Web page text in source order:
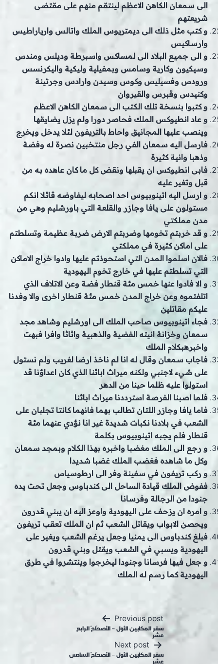
الى سمعان الكاهن الاعظم لينتقم منهم على مقتضى
شريعتهم
و كتب مثل ذلك الى ديمتريوس الملك واتالس وارياراطيس
وارساكيس
و الى جميع البلاد الى لمساكس واسبرطة وديلس ومندس
وسيكيون وكارية وسامس وبمفيلية وليكية واليكرنسس
ورودس وفسيليس وكوس وسيدن وارادس وجرتينة
وكنيدس وقبرس والقيروان
و كتبوا بنسخة تلك الكتب الى سمعان الكاهن الاعظم
و عاد انطيوكس الملك فحاصر دورا ولم يزل يضايقها
وينصب عليها المجانيق واحاط بالتريفون لئلا يدخل ويخرج
فارسل اليه سمعان الفي رجل منتخبين نصرة له وفضة
وذهبا وانية كثيرة
فابى انطيوكس ان يقبلها ونقض كل ما كان عاهده به من
قبل وتغير عليه
و ارسل اليه اتينوبيوس احد اصحابه ليفاوضه قائلا انكم
مستولون على يافا وجازر والقلعة التي باورشليم وهي من
مدن مملكتي
و قد خربتم تخومها وضربتم الارض ضربة عظيمة وتسلطتم
على اماكن كثيرة في مملكتي
فالان اسلموا المدن التي استحوذتم عليها وادوا خراج الاماكن
التي تسلطتم عليها في خارج تخوم اليهودية
و الا فادوا عنها خمس مئة قنطار فضة وعن الاتلاف الذي
اتلفتموه وعن خراج المدن خمس مئة قنطار اخرى والا وفدنا
عليكم مقاتلين
فجاء اتينوبيوس صاحب الملك الى اورشليم وشاهد مجد
سمعان وخزانة انيته الفضية والذهبية واثاثا وافرا فبهت
واخبرهبكلام الملك
فاجاب سمعان وقال له انا لم ناخذ ارضا لغريب ولم نستول
على شيء لاجنبي ولكنه ميراث ابائنا الذي كان اعداؤنا قد
استولوا عليه ظلما حينا من الدهر
فلما اصبنا الفرصة استرددنا ميراث ابائنا
فاما يافا وجازر اللتان تطالب بهما فانهما كانتا تجلبان على
الشعب في بلادنا نكبات شديدة غير انا نؤدي عنهما مئة
قنطار فلم يجبه اتينوبيوس بكلمة
و رجع الى الملك مغضبا واخبره بهذا الكلام وبمجد سمعان
وكل ما شاهده فغضب الملك غضبا شديدا
و ركب تريفون في سفينة وفر الى ارطوسياس
ففوض الملك قيادة الساحل الى كندباوس وجعل تحت يده
جنودا من الرجالة وفرسانا
و امره ان يزحف على اليهودية واوعز اليه ان يبني قدرون
ويحصن الابواب ويقاتل الشعب ثم ان الملك تعقب تريفون
فبلغ كندباوس الى يمنيا وجعل يرغم الشعب ويغير على
اليهودية ويسبي في الشعب ويقتل وبني قدرون
و جعل فيها فرسانا وجنودا ليخرجوا وينتشروا في طرق
اليهودية كما رسم له الملك
Previous post
سفر المكابين الأول – الأصحَاحُ الرابع
عشر
Next post
سفر المكابين الأول – الأصحَاحُ السادس
عشر